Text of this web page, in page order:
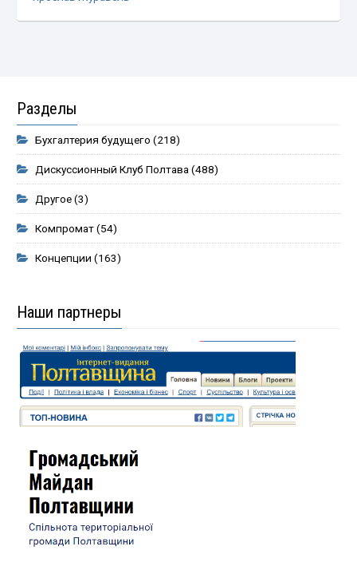
Разделы
Бухгалтерия будущего (218)
Дискуссионный Клуб Полтава(488)
Другое(3)
Компромат(54)
Концепции (163)
Наши партнеры